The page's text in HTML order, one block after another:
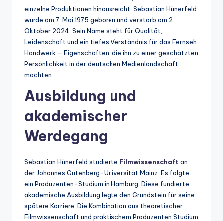
einzelne Produktionen hinausreicht. Sebastian Hünerfeld
wurde am 7. Mai 1975 geboren und verstarb am 2.
Oktober 2024. Sein Name steht für Qualität,
Leidenschaft und ein tiefes Verständnis für das Fernseh
Handwerk – Eigenschaften, die ihn zu einer geschätzten
Persönlichkeit in der deutschen Medienlandschaft
machten.
Ausbildung und
akademischer
Werdegang
Sebastian Hünerfeld studierte Filmwissenschaft an
der Johannes Gutenberg-Universität Mainz. Es folgte
ein Produzenten-Studium in Hamburg. Diese fundierte
akademische Ausbildung legte den Grundstein für seine
spätere Karriere. Die Kombination aus theoretischer
Filmwissenschaft und praktischem Produzenten Studium